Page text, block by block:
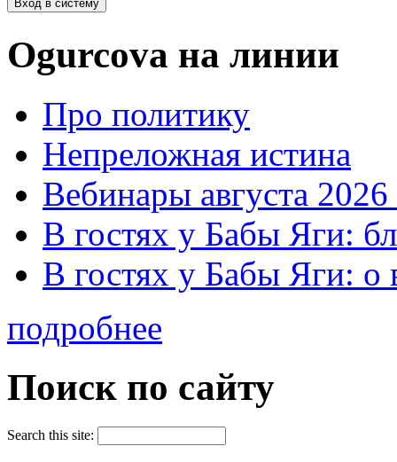
Ogurcova на линии
Про политику
Непреложная истина
Вебинары августа 2026
В гостях у Бабы Яги:
В гостях у Бабы Яги:
подробнее
Поиск по сайту
Search this site: